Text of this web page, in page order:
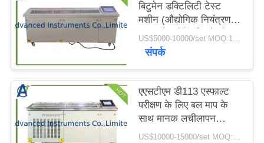
बिटुमेन डक्टिलिटी टेस्ट
मशीन (औद्योगिक नियंत्रण)
राजमार्ग इंजीनियरिंग के लिए US$5000-10000/set MOQ:1 सेट
संपर्क
एएसटीएम डी113 एस्फाल्ट
परीक्षण के लिए बल माप के
साथ मानक लचीलापन
उपकरण
US$10000-15000/set MOQ:1 सेट